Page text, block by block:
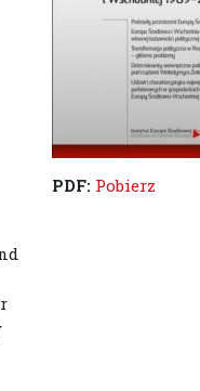
PDF: Pobierz